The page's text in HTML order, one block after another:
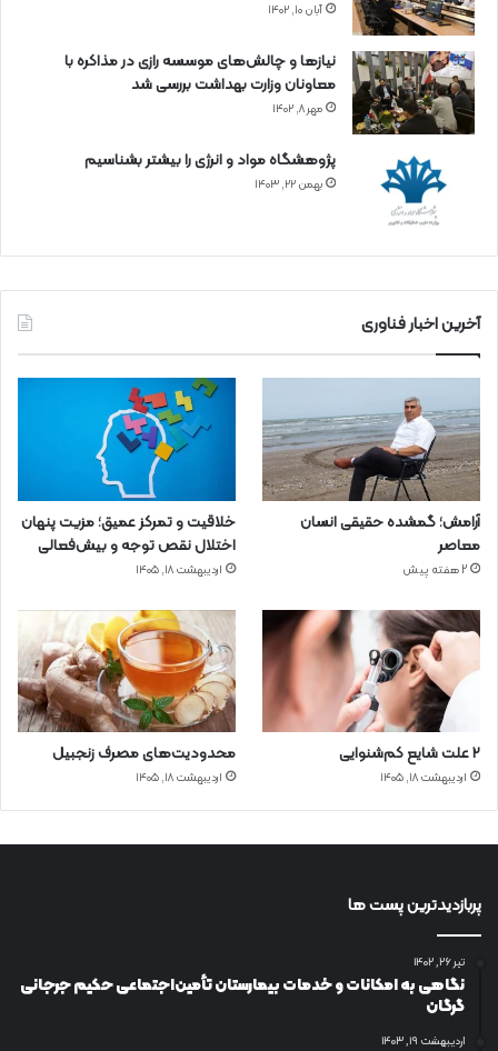
آبان ۱۰, ۱۴۰۲
نیازها و چالش‌های موسسه رازی در مذاکره با
معاونان وزارت بهداشت بررسی شد
مهر ۸, ۱۴۰۲
پژوهشگاه مواد و انرژی را بیشتر بشناسیم
بهمن ۲۲, ۱۴۰۳
آخرین اخبار فناوری
آرامش؛ گمشده حقیقی انسان
معاصر
2 هفته پیش
خلاقیت و تمرکز عمیق؛ مزیت پنهان
اختلال نقص توجه و بیش‌فعالی
اردیبهشت ۱۸, ۱۴۰۵
۲ علت شایع‌ کم‌شنوایی
اردیبهشت ۱۸, ۱۴۰۵
محدودیت‌های مصرف زنجبیل
اردیبهشت ۱۸, ۱۴۰۵
پربازدیدترین پست ها
تیر ۲۶, ۱۴۰۲
نگاهی به امکانات و خدمات بیمارستان تأمین‌اجتماعی حکیم جرجانی
گرگان
اردیبهشت ۱۹, ۱۴۰۳